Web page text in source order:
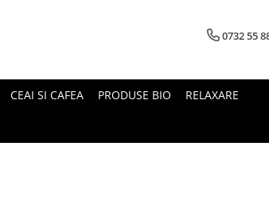
0732 55
CEAI SI CAFEA PRODUSE BIO RELAXARE